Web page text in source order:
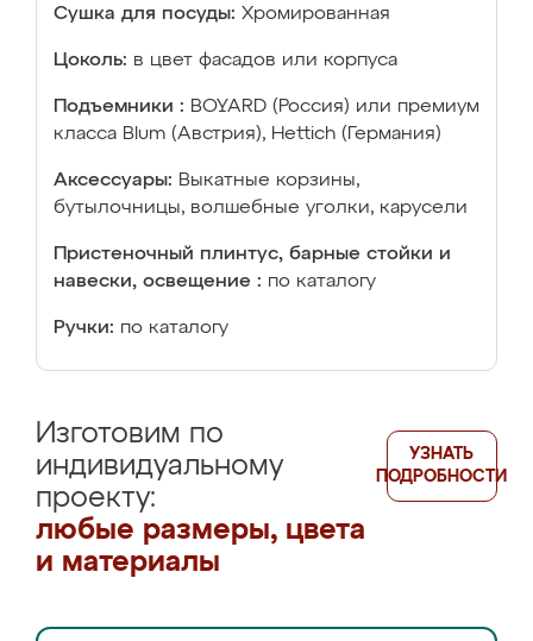
Сушка для посуды: Хромированная
Цоколь: в цвет фасадов или корпуса
Подъемники : BOYARD (Россия) или премиум
класса Blum (Австрия), Hettich (Германия)
Аксессуары: Выкатные корзины,
бутылочницы, волшебные уголки, карусели
Пристеночный плинтус, барные стойки и
навески, освещение : по каталогу
Ручки: по каталогу
Изготовим по
индивидуальному
проекту:
любые размеры, цвета
и материалы
УЗНАТЬ
ПОДРОБНОСТИ